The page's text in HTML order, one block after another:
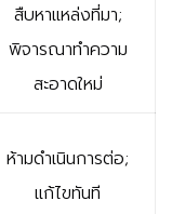
สืบหาแหล่งที่มา;
พิจารณาทำความ
สะอาดใหม่
ห้ามดำเนินการต่อ;
แก้ไขทันที